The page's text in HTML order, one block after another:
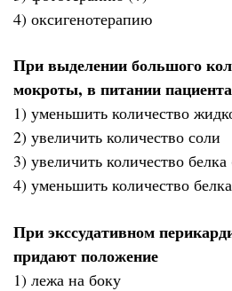
4) оксигенотерапию
При выделении большого
мокроты, в питании
1) уменьшить количество
2) увеличить количество соли
3) увеличить количество
4) уменьшить количество белка
При экссудативном
придают положение
1) лежа на боку